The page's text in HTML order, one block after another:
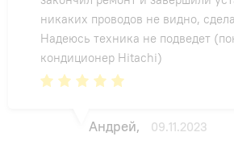
никаких проводов не видно,
Надеюсь техника не подведет
кондиционер Hitachi)
Андрей, 09.11.2023